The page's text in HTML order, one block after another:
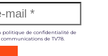
politique de confidentialité de
de TV78.